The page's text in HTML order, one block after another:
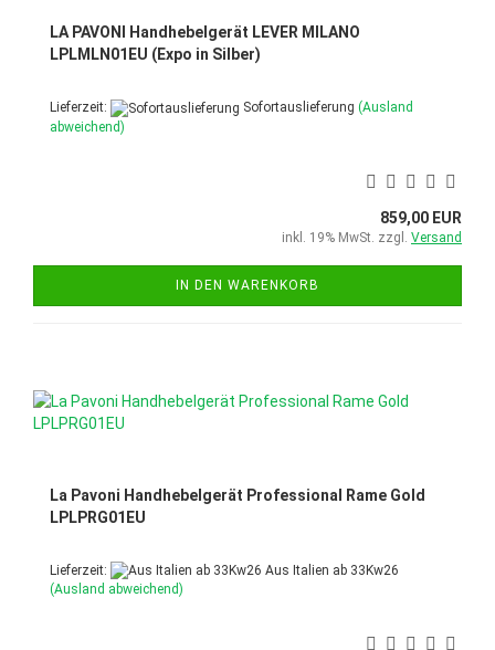
LA PAVONI Handhebelgerät LEVER MILANO
LPLMLN01EU (Expo in Silber)
Lieferzeit: Sofortauslieferung (Ausland
abweichend)
859,00 EUR
inkl. 19% MwSt. zzgl. Versand
IN DEN WARENKORB
La Pavoni Handhebelgerät Professional Rame Gold
LPLPRG01EU
Lieferzeit:
Aus Italien ab 33Kw26
(Ausland abweichend)